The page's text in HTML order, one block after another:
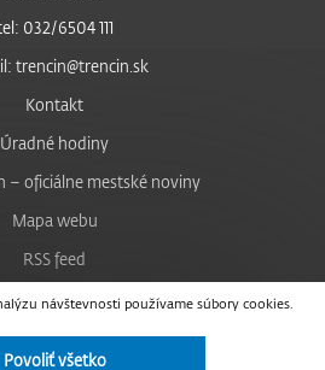
návštevnosti používame súbory cookies.
Povoliť všetko
032/6504 111
trencin@trencin.sk
Kontakt
Úradné hodiny
– oficiálne mestské noviny
Mapa webu
RSS feed
cookies
Facebook